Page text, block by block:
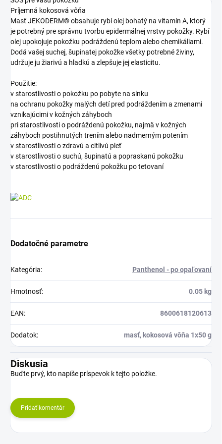
Príjemná kokosová vôňa
Masť JEKODERM® obsahuje rybí olej bohatý na vitamín A, ktorý
je potrebný pre správnu tvorbu epidermálnej vrstvy pokožky. Rybí
olej upokojuje pokožku podráždenú teplom alebo chemikáliami.
Dodá vašej suchej, šupinatej pokožke všetky potrebné živiny,
udržuje ju žiarivú a hladkú a zlepšuje jej elasticitu.
Použitie:
v starostlivosti o pokožku po pobyte na slnku
na ochranu pokožky malých detí pred podráždením a zmenami
vznikajúcimi v kožných záhyboch
pri starostlivosti o podráždenú pokožku, najmä v kožných
záhyboch postihnutých trením alebo nadmerným potením
v starostlivosti o zdravú a citlivú pleť
v starostlivosti o suchú, šupinatú a popraskanú pokožku
v starostlivosti o podráždenú pokožku po tetovaní
Dodatočné parametre
Kategória: Panthenol - po opaľovaní
Hmotnosť: 0.05 kg
EAN: 8600618120613
Dodatok: masť, kokosová vôňa 1x50 g
Diskusia
Buďte prvý, kto napíše príspevok k tejto položke.
Pridať komentár